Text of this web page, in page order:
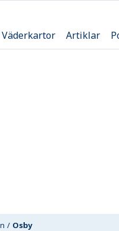
Väderkartor Artiklar
Osby